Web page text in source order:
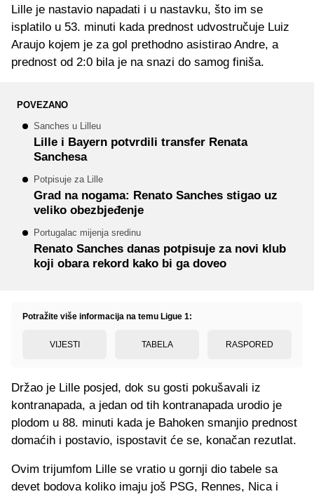
Lille je nastavio napadati i u nastavku, što im se
isplatilo u 53. minuti kada prednost udvostručuje Luiz
Araujo kojem je za gol prethodno asistirao Andre, a
prednost od 2:0 bila je na snazi do samog finiša.
POVEZANO
Sanches u Lilleu
Lille i Bayern potvrdili transfer Renata
Sanchesa
Potpisuje za Lille
Grad na nogama: Renato Sanches stigao uz
veliko obezbjeđenje
Portugalac mijenja sredinu
Renato Sanches danas potpisuje za novi klub
koji obara rekord kako bi ga doveo
Potražite više informacija na temu Ligue 1:
VIJESTI TABELA RASPORED
Držao je Lille posjed, dok su gosti pokušavali iz
kontranapada, a jedan od tih kontranapada urodio je
plodom u 88. minuti kada je Bahoken smanjio prednost
domaćih i postavio, ispostavit će se, konačan rezutlat.
Ovim trijumfom Lille se vratio u gornji dio tabele sa
devet bodova koliko imaju još PSG, Rennes, Nica i